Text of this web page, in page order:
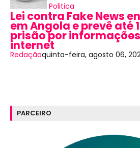
Politica
Lei contra Fake News
em Angola e prevê até
prisão por
internet
Redaçãoquinta-feira, agosto 06,
PARCEIRO